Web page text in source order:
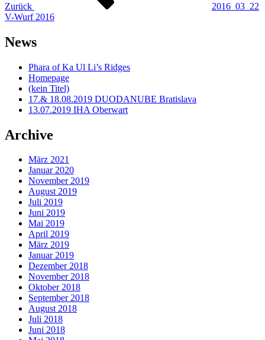
Zurück
2016_03_22
V-Wurf 2016
News
Phara of Ka Ul Li’s Ridges
Homepage
(kein Titel)
17.& 18.08.2019 DUODANUBE Bratislava
13.07.2019 IHA Oberwart
Archive
März 2021
Januar 2020
November 2019
August 2019
Juli 2019
Juni 2019
Mai 2019
April 2019
März 2019
Januar 2019
Dezember 2018
November 2018
Oktober 2018
September 2018
August 2018
Juli 2018
Juni 2018